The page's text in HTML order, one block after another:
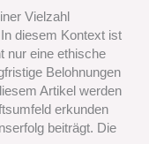
Vielzahl
diesem Kontext ist
nur eine ethische
Belohnungen
Artikel werden
erkunden
beiträgt. Die